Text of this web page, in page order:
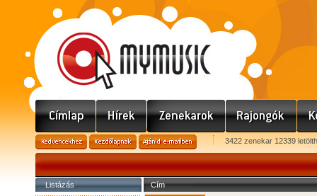
3422 zenekar 12339
Listázás Cím